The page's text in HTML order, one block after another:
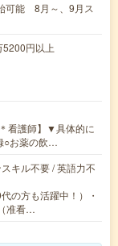
可能 8月～、9月ス
円以上
看護師】▼具体的に
○お薬の飲…
キル不要 / 英語力不
の方も活躍中！）・
准看…